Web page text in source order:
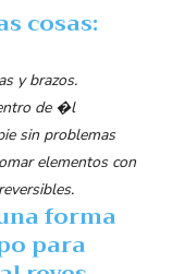
cosas:
y brazos.
de �l
sin problemas
elementos con
forma
para